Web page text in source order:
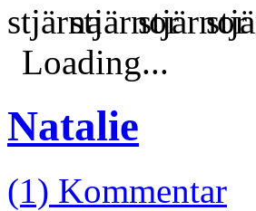
Loading...
Natalie
(1) Kommentar